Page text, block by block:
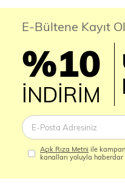
E-Bültene Kayıt
%10
İNDİRİM
Açık Rıza Metni ile
kanalları yoluyla